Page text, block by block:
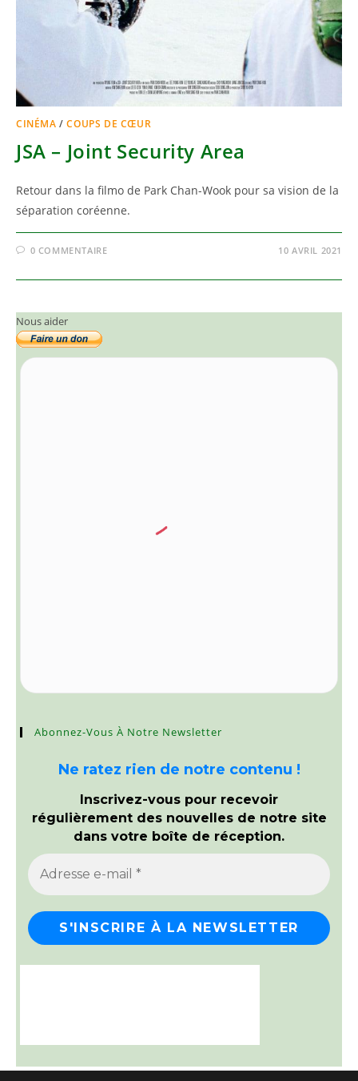
CINÉMA /COUPS DE CŒUR
JSA – Joint Security Area
Retour dans la filmo de Park Chan-Wook pour sa vision de la
séparation coréenne.
0 COMMENTAIRE 10 AVRIL 2021
Nous aider
Abonnez-Vous À Notre Newsletter
Ne ratez rien de notre contenu !
Inscrivez-vous pour recevoir
régulièrement des nouvelles de notre site
dans votre boîte de réception.